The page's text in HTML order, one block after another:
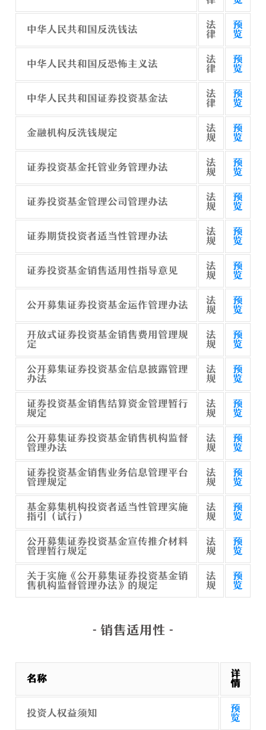
中华人民共和国反洗钱法
法
律
预
览
中华人民共和国反恐怖主义法
法
律
预
览
中华人民共和国证券投资基金法
法
律
预
览
金融机构反洗钱规定
法
规
预
览
证券投资基金托管业务管理办法
法
规
预
览
证券投资基金管理公司管理办法
法
规
预
览
证券期货投资者适当性管理办法
法
规
预
览
证券投资基金销售适用性指导意见
法
规
预
览
公开募集证券投资基金运作管理办法
法
规
预
览
开放式证券投资基金销售费用管理规
定
法
规
预
览
公开募集证券投资基金信息披露管理
办法
法
规
预
览
证券投资基金销售结算资金管理暂行
规定
法
规
预
览
公开募集证券投资基金销售机构监督
管理办法
法
规
预
览
证券投资基金销售业务信息管理平台
管理规定
法
规
预
览
基金募集机构投资者适当性管理实施
指引（试行）
法
规
预
览
公开募集证券投资基金宣传推介材料
管理暂行规定
法
规
预
览
关于实施《公开募集证券投资基金销
售机构监督管理办法》的规定
法
规
预
览
- 销售适用性 -
名称
详
情
投资人权益须知
预
览